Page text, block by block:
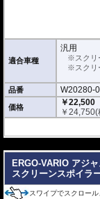
適合車種
汎用
※スクリ
※スクリ
品番 W20280-
価格
￥22,500
￥24,750(
ERGO-VARIO アジ
スクリーンスポイラ
スワイプでスクロー